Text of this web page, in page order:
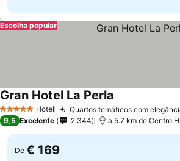
Escolha popular
5 Estrelas Hotel Quartos temáticos com
Gran Hotel La Perla
9,5 Excelente 2.344 a 5.7 km de Centro
De € 169